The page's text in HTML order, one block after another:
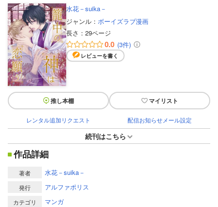
水花－suika－
ジャンル： ボーイズラブ漫画
長さ： 29ページ
0.0 (3件)
レビューを書く
推し本棚 マイリスト
レンタル追加リクエスト 配信お知らせメール設定
続刊はこちら
作品詳細
著者 水花－suika－
発行 アルファポリス
カテゴリ マンガ